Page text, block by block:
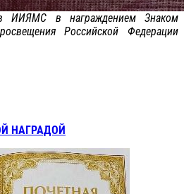
ИИЯМС в награждением Знаком
Российской Федерации
НАГРАДОЙ